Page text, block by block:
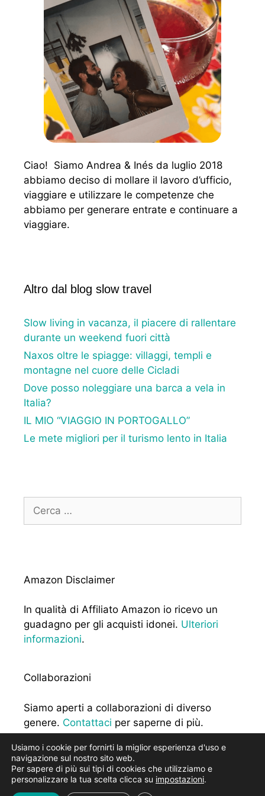
Ciao! Siamo Andrea & Inés da luglio 2018
abbiamo deciso di mollare il lavoro d’ufficio,
viaggiare e utilizzare le competenze che
abbiamo per generare entrate e continuare a
viaggiare.
Altro dal blog slow travel
Slow living in vacanza, il piacere di rallentare
durante un weekend fuori città
Naxos oltre le spiagge: villaggi, templi e
montagne nel cuore delle Cicladi
Dove posso noleggiare una barca a vela in
Italia?
IL MIO “VIAGGIO IN PORTOGALLO”
Le mete migliori per il turismo lento in Italia
per:
Amazon Disclaimer
In qualità di Affiliato Amazon io ricevo un
guadagno per gli acquisti idonei. Ulteriori
informazioni.
Collaborazioni
Siamo aperti a collaborazioni di diverso
genere. Contattaci per saperne di più.
Usiamo i cookie per fornirti la miglior esperienza d'uso e
navigazione sul nostro sito web.
Per sapere di più sui tipi di cookies che utilizziamo e
personalizzare la tua scelta clicca su impostazioni.